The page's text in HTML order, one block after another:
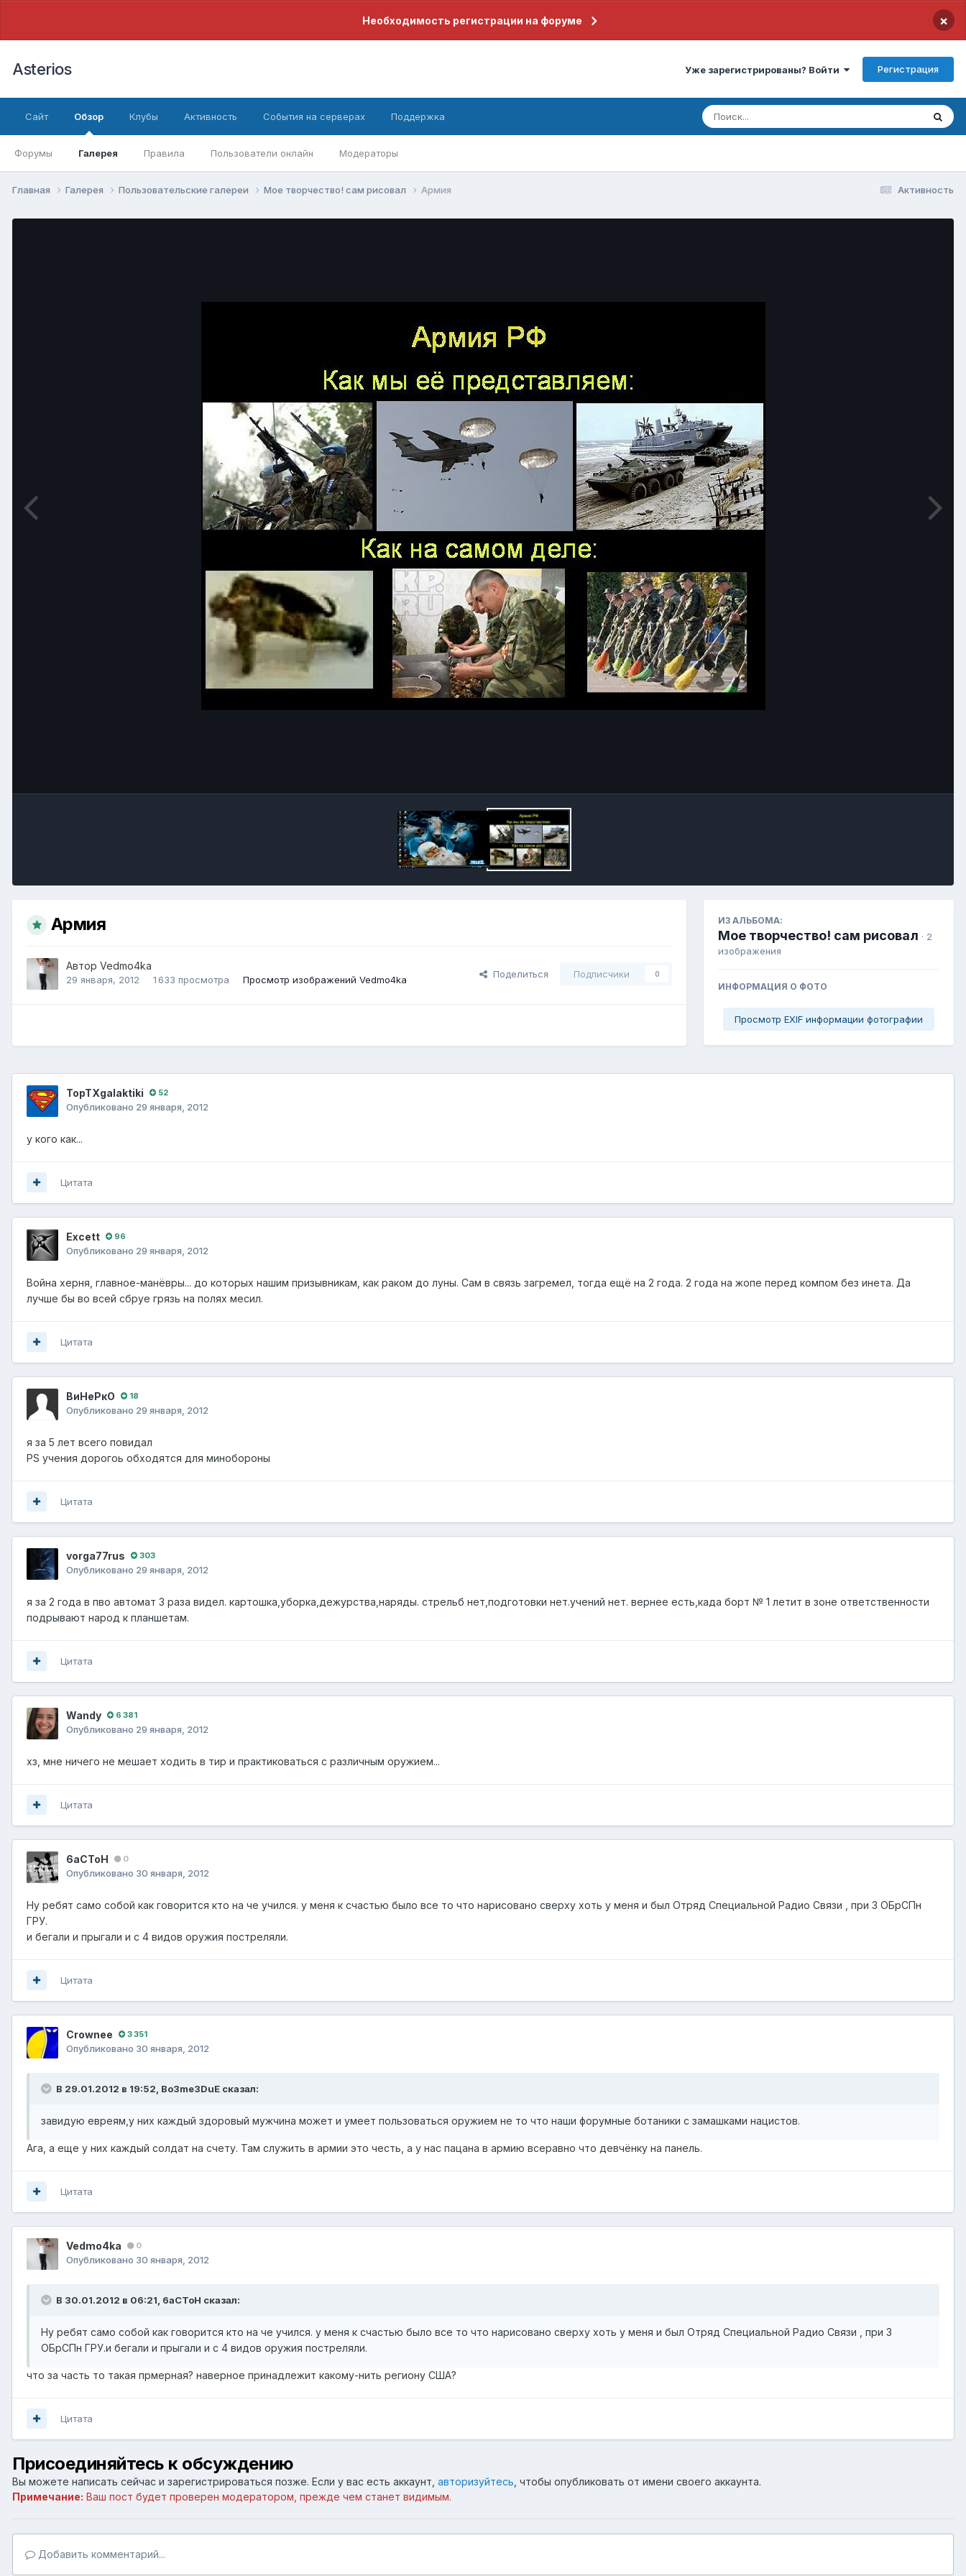
Необходимость регистрации на форуме ×
Asterios Уже зарегистрированы? Войти Регистрация
Сайт Обзор
Форумы Галерея Правила Пользователи онлайн Модераторы
Клубы Активность События на серверах Поддержка
Активность
Главная Галерея Пользовательские галереи Мое творчество! сам рисовал Армия
Армия
Автор Vedmo4ka
29 января, 2012 1 633 просмотра Просмотр изображений Vedmo4ka
Поделиться Подписчики 0
ИЗ АЛЬБОМА:
Мое творчество! сам рисовал · 2
изображения
ИНФОРМАЦИЯ О ФОТО
Просмотр EXIF информации фотографии
TopTXgalaktiki 52
Опубликовано 29 января, 2012
у кого как...
Цитата
Excett 96
Опубликовано 29 января, 2012
Война херня, главное-манёвры... до которых нашим призывникам, как раком до луны. Сам в связь загремел, тогда ещё на 2 года. 2 года на жопе перед компом без инета. Да
лучше бы во всей сбруе грязь на полях месил.
Цитата
ВиНеРкО 18
Опубликовано 29 января, 2012
я за 5 лет всего повидал
PS учения дорогоь обходятся для минобороны
Цитата
vorga77rus 303
Опубликовано 29 января, 2012
я за 2 года в пво автомат 3 раза видел. картошка,уборка,дежурства,наряды. стрельб нет,подготовки нет.учений нет. вернее есть,када борт № 1 летит в зоне ответственности
подрывают народ к планшетам.
Цитата
Wandy 6 381
Опубликовано 29 января, 2012
хз, мне ничего не мешает ходить в тир и практиковаться с различным оружием...
Цитата
6aCToH 0
Опубликовано 30 января, 2012
Ну ребят само собой как говорится кто на че учился. у меня к счастью было все то что нарисовано сверху хоть у меня и был Отряд Специальной Радио Связи , при 3 ОБрСПн
ГРУ.
и бегали и прыгали и с 4 видов оружия постреляли.
Цитата
Crownee 3 351
Опубликовано 30 января, 2012
В 29.01.2012 в 19:52, Bo3me3DuE сказал:
завидую евреям,у них каждый здоровый мужчина может и умеет пользоваться оружием не то что наши форумные ботаники с замашками нацистов.
Ага, а еще у них каждый солдат на счету. Там служить в армии это честь, а у нас пацана в армию всеравно что девчёнку на панель.
Цитата
Vedmo4ka 0
Опубликовано 30 января, 2012
В 30.01.2012 в 06:21, 6aCToH сказал:
Ну ребят само собой как говорится кто на че учился. у меня к счастью было все то что нарисовано сверху хоть у меня и был Отряд Специальной Радио Связи , при 3
ОБрСПн ГРУ.и бегали и прыгали и с 4 видов оружия постреляли.
что за часть то такая прмерная? наверное принадлежит какому-нить региону США?
Цитата
Присоединяйтесь к обсуждению
Вы можете написать сейчас и зарегистрироваться позже. Если у вас есть аккаунт, авторизуйтесь , чтобы опубликовать от имени своего аккаунта.
Примечание: Ваш пост будет проверен модератором, прежде чем станет видимым.
Добавить комментарий...